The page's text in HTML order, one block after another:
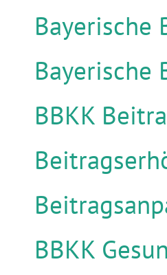
Bayerische
Bayerische
BBKK
BBKK